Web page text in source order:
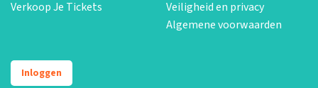
Verkoop Je Tickets
Veiligheid en privacy
Algemene voorwaarden
Inloggen